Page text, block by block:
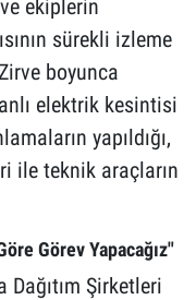
ekiplerin
sürekli izleme
boyunca
elektrik kesintisi
yapıldığı,
ile teknik araçların
Görev Yapacağız"
Dağıtım Şirketleri